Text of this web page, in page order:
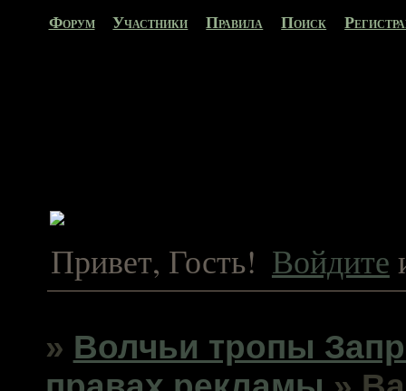
Форум Участники Правила Поиск
Привет, Гость! Войдите
» Волчьи тропы